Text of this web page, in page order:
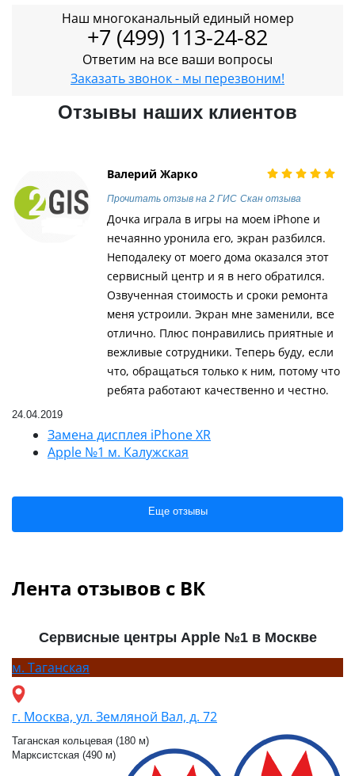
Наш многоканальный единый номер
+7 (499) 113-24-82
Ответим на все ваши вопросы
Заказать звонок - мы перезвоним!
Отзывы наших клиентов
Валерий Жарко
Прочитать отзыв на 2 ГИС Скан отзыва
Дочка играла в игры на моем iPhone и
нечаянно уронила его, экран разбился.
Неподалеку от моего дома оказался этот
сервисный центр и я в него обратился.
Озвученная стоимость и сроки ремонта
меня устроили. Экран мне заменили, все
отлично. Плюс понравились приятные и
вежливые сотрудники. Теперь буду, если
что, обращаться только к ним, потому что
ребята работают качественно и честно.
24.04.2019
Замена дисплея iPhone XR
Apple №1 м. Калужская
Еще отзывы
Лента отзывов с ВК
Сервисные центры Apple №1 в Москве
м. Таганская
г. Москва, ул. Земляной Вал, д. 72
Таганская кольцевая (180 м)
Марксистская (490 м)